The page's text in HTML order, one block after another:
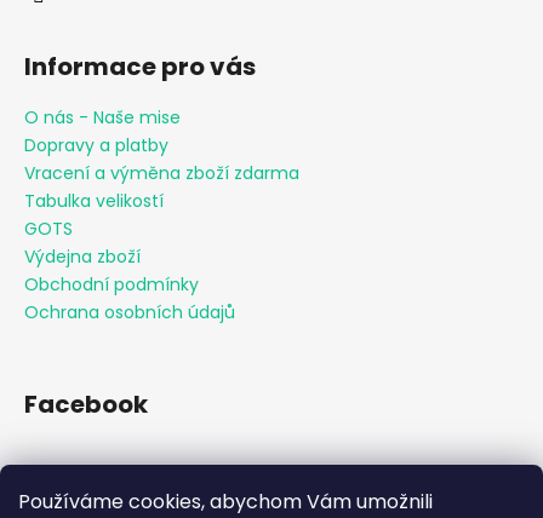
Používáme cookies, abychom Vám umožnili
Informace pro vás
O nás - Naše mise
Dopravy a platby
Vracení a výměna zboží zdarma
Tabulka velikostí
GOTS
Výdejna zboží
Obchodní podmínky
Ochrana osobních údajů
Facebook